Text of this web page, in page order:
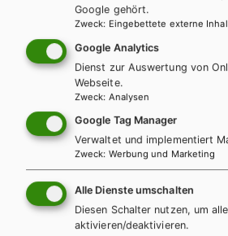
978-3-230-03669-8
Sprachbausteine – kompetenzorientiert.
berufsbildende mittlere Schulen
Preise inkl. MwSt., zzgl. Versandkosten | E-Book-
über die Schulbuchaktion enthalten. | *Exklusiv
AUTOR/INNEN
Mag. Gertraud Geisler, Mag. Reinhard
BESCHREIBUNG
Google gehört.
Zweck: Eingebettete externe
Google Analytics
Dienst zur Auswertung von
Webseite.
Zweck: Analysen
Google Tag Manager
Verwaltet und implementiert
Zweck: Werbung und Marketing
Alle Dienste umschalten
Diesen Schalter nutzen, um
aktivieren/deaktivieren.